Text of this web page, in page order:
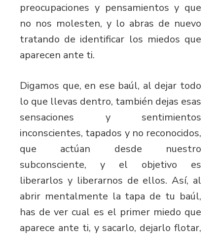
preocupaciones y pensamientos y que
no nos molesten, y lo abras de nuevo
tratando de identificar los miedos que
aparecen ante ti.
Digamos que, en ese baúl, al dejar todo
lo que llevas dentro, también dejas esas
sensaciones y sentimientos
inconscientes, tapados y no reconocidos,
que actúan desde nuestro
subconsciente, y el objetivo es
liberarlos y liberarnos de ellos. Así, al
abrir mentalmente la tapa de tu baúl,
has de ver cual es el primer miedo que
aparece ante ti, y sacarlo, dejarlo flotar,